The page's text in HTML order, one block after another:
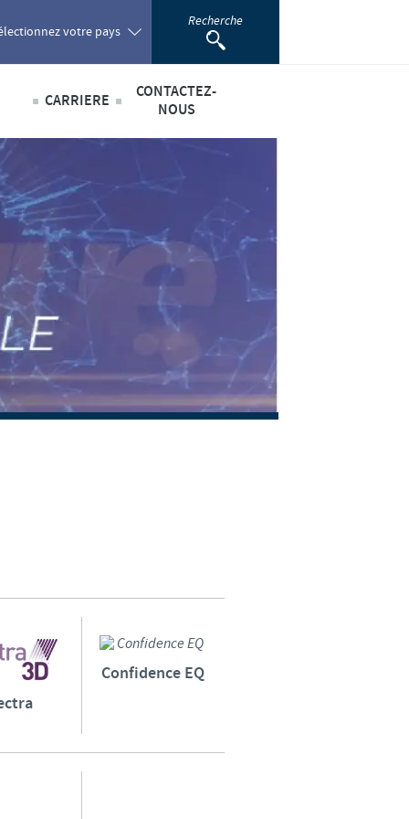
votre pays
Romania
South Africa
United Kingdom
Recherche
CARRIERE
Offres d'emploi
CONTACTEZ-
NOUS
Confidence EQ